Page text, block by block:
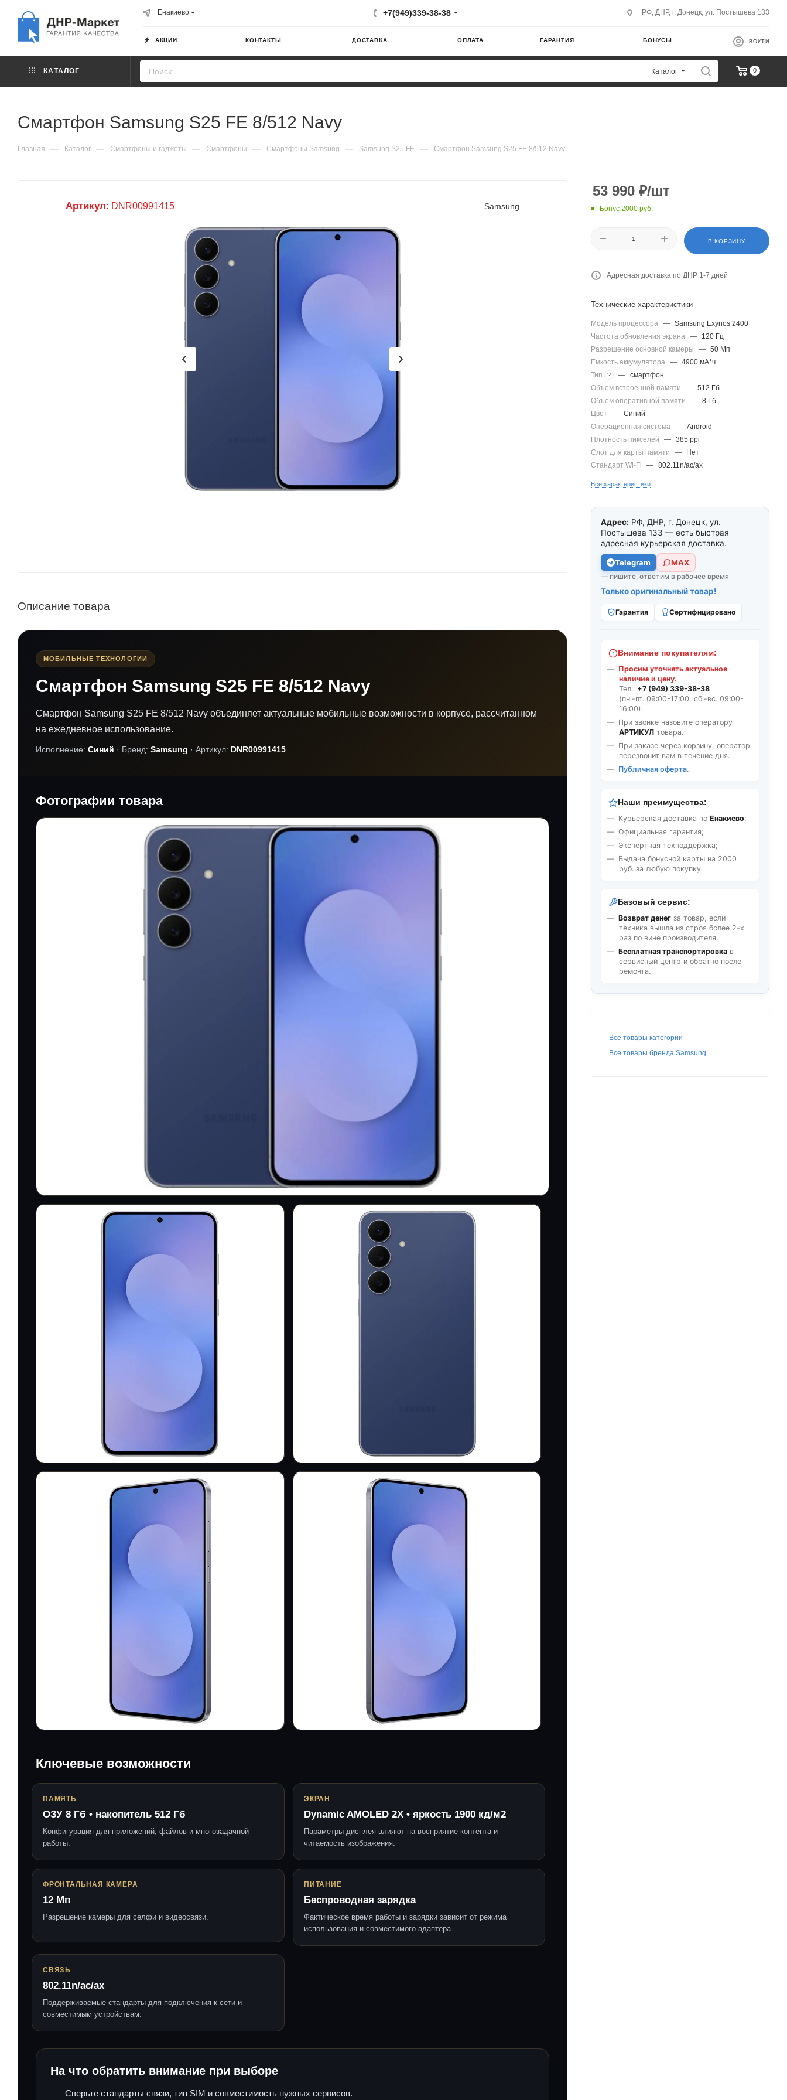
Енакиево +7(949)339-38-38 РФ, ДНР, г. Донецк, ул. Постышева 133
АКЦИИ КОНТАКТЫ ДОСТАВКА ОПЛАТА ГАРАНТИЯ БОНУСЫ ВОЙТИ
КАТАЛОГ Каталог 0
Смартфон Samsung S25 FE 8/512 Navy
Главная — Каталог — Смартфоны и гаджеты — Смартфоны — Смартфоны Samsung — Samsung S25 FE — Смартфон Samsung S25 FE 8/512 Navy
Артикул: DNR00991415 Samsung
Описание товара
МОБИЛЬНЫЕ ТЕХНОЛОГИИ
Смартфон Samsung S25 FE 8/512 Navy
Смартфон Samsung S25 FE 8/512 Navy объединяет актуальные мобильные возможности в корпусе, рассчитанном
на ежедневное использование.
Исполнение: Синий · Бренд: Samsung · Артикул: DNR00991415
Фотографии товара
Ключевые возможности
ПАМЯТЬ
ОЗУ 8 Гб • накопитель 512 Гб
Конфигурация для приложений, файлов и многозадачной
работы.
ЭКРАН
Dynamic AMOLED 2X • яркость 1900 кд/м2
Параметры дисплея влияют на восприятие контента и
читаемость изображения.
ФРОНТАЛЬНАЯ КАМЕРА
12 Мп
Разрешение камеры для селфи и видеосвязи.
ПИТАНИЕ
Беспроводная зарядка
Фактическое время работы и зарядки зависит от режима
использования и совместимого адаптера.
СВЯЗЬ
802.11n/ac/ax
Поддерживаемые стандарты для подключения к сети и
совместимым устройствам.
На что обратить внимание при выборе
Сверьте стандарты связи, тип SIM и совместимость нужных сервисов.
53 990 ₽/шт
Бонус 2000 руб.
В КОРЗИНУ
Адресная доставка по ДНР 1-7 дней
Технические характеристики
Модель процессора — Samsung Exynos 2400
Частота обновления экрана —
120 Гц
Разрешение основной камеры
— 50 Мп
Емкость аккумулятора — 4900 мА*ч
Тип
? — смартфон
Объем встроенной памяти
— 512 Гб
Объем оперативной памяти
— 8 Гб
Цвет
— Синий
Операционная система — Android
Плотность пикселей
— 385 ppi
Слот для карты памяти
—
Нет
Стандарт Wi-Fi
— 802.11n/ac/ax
Все характеристики
Адрес: РФ, ДНР, г. Донецк, ул.
Постышева 133 — есть быстрая
адресная курьерская доставка.
Telegram МАХ
— пишите, ответим в рабочее время
Только оригинальный товар!
Гарантия Сертифицировано
Внимание покупателям:
Просим уточнять актуальное
наличие и цену.
Тел.: +7 (949) 339-38-38
(пн.-пт. 09:00-17:00, сб.-вс. 09:00-
16:00).
При звонке назовите оператору
АРТИКУЛ товара.
При заказе через корзину, оператор
перезвонит вам в течение дня.
Публичная оферта.
Наши преимущества:
Курьерская доставка по Енакиево;
Официальная гарантия;
Экспертная техподдержка;
Выдача бонусной карты на 2000
руб. за любую покупку.
Базовый сервис:
Возврат денег за товар, если
техника вышла из строя более 2-х
раз по вине производителя.
Бесплатная транспортировка в
сервисный центр и обратно после
ремонта.
Все товары категории
Все товары бренда Samsung